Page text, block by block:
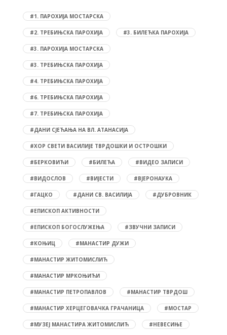
#1. ПАРОХИЈА МОСТАРСКА
#2. ТРЕБИЊСКА ПАРОХИЈА #3. БИЛЕЋКА ПАРОХИЈА
#3. ПАРОХИЈА МОСТАРСКА
#3. ТРЕБИЊСКА ПАРОХИЈА
#4. ТРЕБИЊСКА ПАРОХИЈА
#6. ТРЕБИЊСКА ПАРОХИЈА
#7. ТРЕБИЊСКА ПАРОХИЈА
#ДАНИ СЈЕЋАЊА НА ВЛ. АТАНАСИЈА
#ХОР СВЕТИ ВАСИЛИЈЕ ТВРДОШКИ И ОСТРОШКИ
#БЕРКОВИЋИ #БИЛЕЋА #ВИДЕО ЗАПИСИ
#ВИДОСЛОВ #ВИЈЕСТИ #ВЈЕРОНАУКА
#ГАЦКО #ДАНИ СВ. ВАСИЛИЈА #ДУБРОВНИК
#ЕПИСКОП АКТИВНОСТИ
#ЕПИСКОП БОГОСЛУЖЕЊА #ЗВУЧНИ ЗАПИСИ
#КОЊИЦ #МАНАСТИР ДУЖИ
#МАНАСТИР ЖИТОМИСЛИЋ
#МАНАСТИР МРКОЊИЋИ
#МАНАСТИР ПЕТРОПАВЛОВ #МАНАСТИР ТВРДОШ
#МАНАСТИР ХЕРЦЕГОВАЧКА ГРАЧАНИЦА #МОСТАР
#МУЗЕЈ МАНАСТИРА ЖИТОМИСЛИЋ #НЕВЕСИЊЕ